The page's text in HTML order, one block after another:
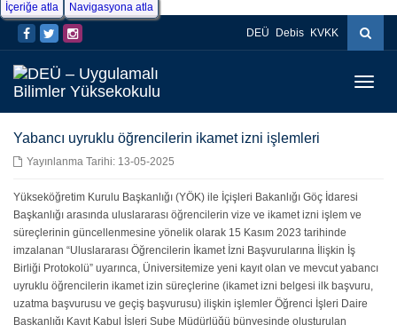
İçeriğe atla Navigasyona atla
DEÜ Debis KVKK
Yabancı uyruklu öğrencilerin ikamet izni işlemleri
Yayınlanma Tarihi: 13-05-2025
Yükseköğretim Kurulu Başkanlığı (YÖK) ile İçişleri Bakanlığı Göç İdaresi
Başkanlığı arasında uluslararası öğrencilerin vize ve ikamet izni işlem ve
süreçlerinin güncellenmesine yönelik olarak 15 Kasım 2023 tarihinde
imzalanan “Uluslararası Öğrencilerin İkamet İzni Başvurularına İlişkin İş
Birliği Protokolü” uyarınca, Üniversitemize yeni kayıt olan ve mevcut yabancı
uyruklu öğrencilerin ikamet izin süreçlerine (ikamet izni belgesi ilk başvuru,
uzatma başvurusu ve geçiş başvurusu) ilişkin işlemler Öğrenci İşleri Daire
Başkanlığı Kayıt Kabul İşleri Şube Müdürlüğü bünyesinde oluşturulan